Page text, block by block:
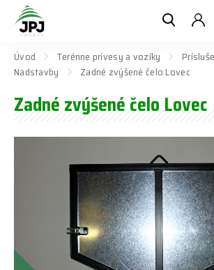
Úvod Terénne prívesy a vozíky
Nadstavby
Zadné zvýšené čelo Lovec
Zadné zvýšené čelo Lovec